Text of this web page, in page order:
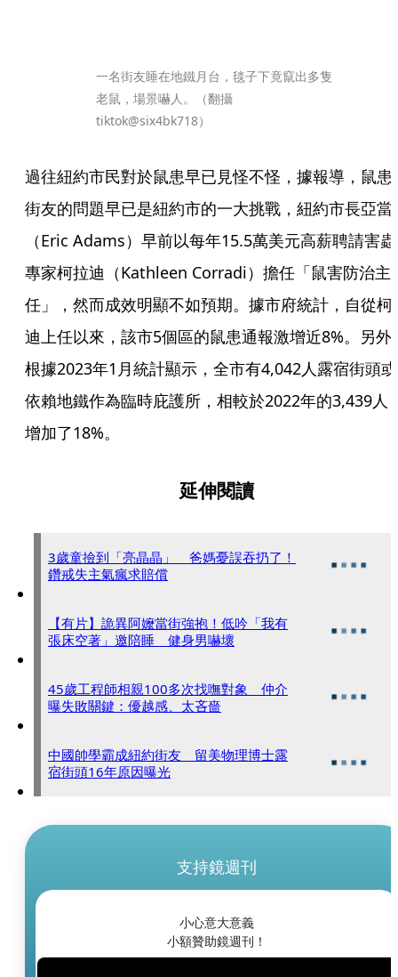
一名街友睡在地鐵月台，毯子下竟竄出多隻
老鼠，場景嚇人。（翻攝
tiktok@six4bk718）
過往紐約市民對於鼠患早已見怪不怪，據報導，鼠患
街友的問題早已是紐約市的一大挑戰，紐約市長亞當
（Eric Adams）早前以每年15.5萬美元高薪聘請害蟲
專家柯拉迪（Kathleen Corradi）擔任「鼠害防治主
任」，然而成效明顯不如預期。據市府統計，自從柯
迪上任以來，該市5個區的鼠患通報激增近8%。另外
根據2023年1月統計顯示，全市有4,042人露宿街頭或
依賴地鐵作為臨時庇護所，相較於2022年的3,439人
增加了18%。
延伸閱讀
3歲童撿到「亮晶晶」 爸媽憂誤吞扔了！
鑽戒失主氣瘋求賠償
【有片】詭異阿嬤當街強抱！低吟「我有
張床空著」邀陪睡 健身男嚇壞
45歲工程師相親100多次找嘸對象 仲介
曝失敗關鍵：優越感、太吝嗇
中國帥學霸成紐約街友 留美物理博士露
宿街頭16年原因曝光
支持鏡週刊
小心意大意義
小額贊助鏡週刊！